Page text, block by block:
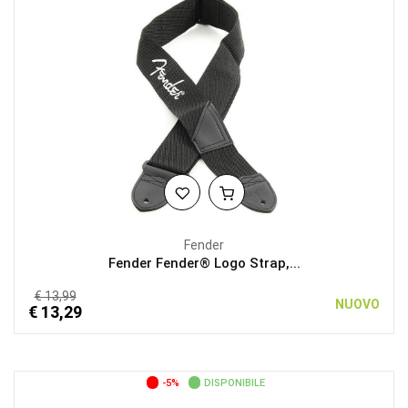
Fender
Fender Fender® Logo Strap,...
€ 13,99
€ 13,29 NUOVO
-5% DISPONIBILE